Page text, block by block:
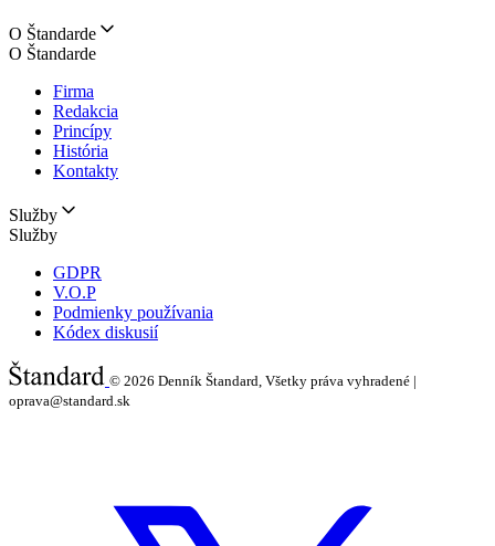
O Štandarde
O Štandarde
Firma
Redakcia
Princípy
História
Kontakty
Služby
Služby
GDPR
V.O.P
Podmienky používania
Kódex diskusií
© 2026 Denník Štandard, Všetky práva vyhradené |
oprava@standard.sk